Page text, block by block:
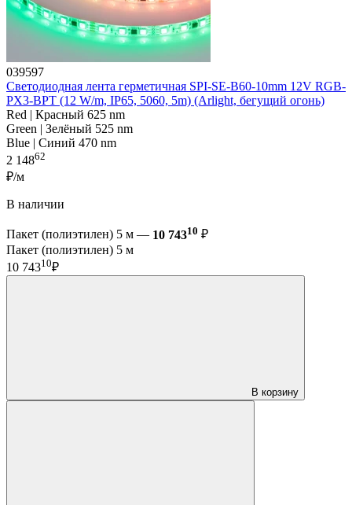
039597
Светодиодная лента герметичная SPI-SE-B60-10mm 12V RGB-
PX3-BPT (12 W/m, IP65, 5060, 5m) (Arlight, бегущий огонь)
Red | Красный 625 nm
Green | Зелёный 525 nm
Blue | Синий 470 nm
2 14862
₽/м
В наличии
Пакет (полиэтилен) 5 м — 10 74310 ₽
Пакет (полиэтилен) 5 м
10 74310₽
В корзину